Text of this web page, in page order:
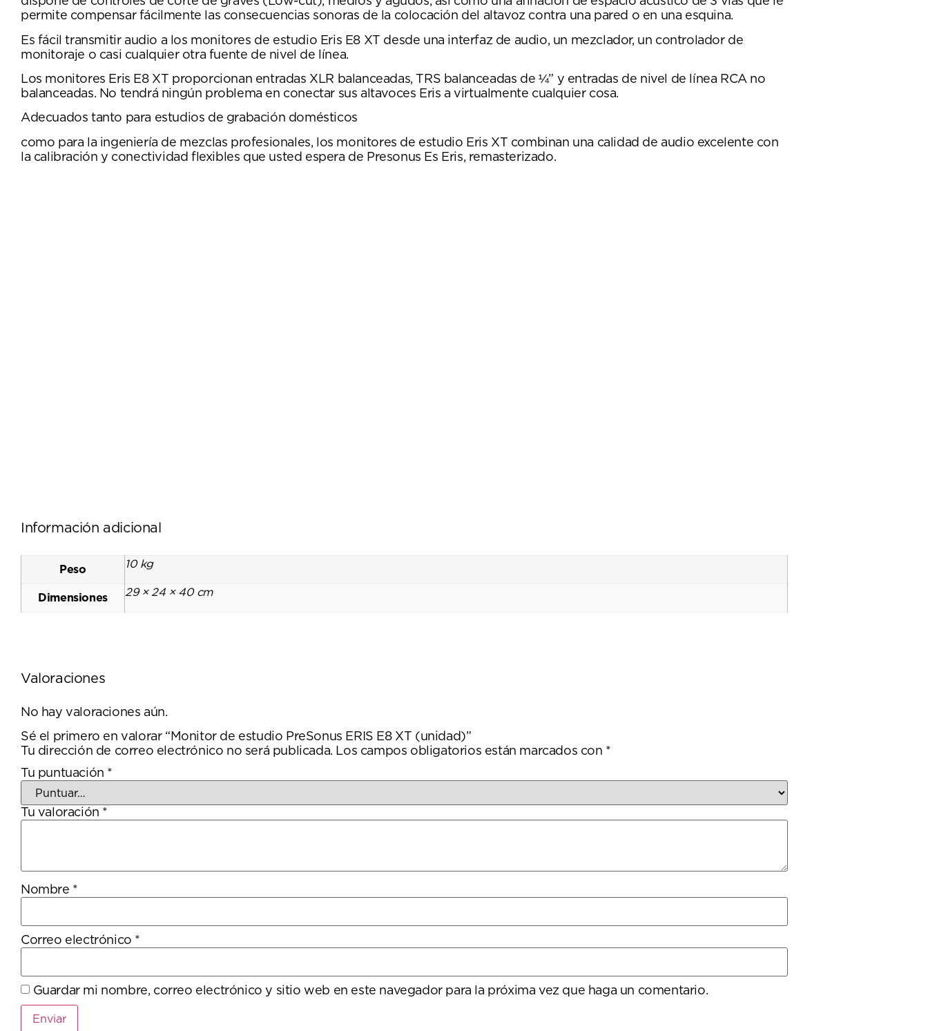
permite compensar fácilmente las consecuencias sonoras de la colocación del altavoz contra una pared o en una esquina.
Es fácil transmitir audio a los monitores de estudio Eris E8 XT desde una interfaz de audio, un mezclador, un controlador de
monitoraje o casi cualquier otra fuente de nivel de línea.
Los monitores Eris E8 XT proporcionan entradas XLR balanceadas, TRS balanceadas de ¼” y entradas de nivel de línea RCA no
balanceadas. No tendrá ningún problema en conectar sus altavoces Eris a virtualmente cualquier cosa.
Adecuados tanto para estudios de grabación domésticos
como para la ingeniería de mezclas profesionales, los monitores de estudio Eris XT combinan una calidad de audio excelente con
la calibración y conectividad flexibles que usted espera de Presonus Es Eris, remasterizado.
Información adicional
Peso 10 kg
Dimensiones 29 × 24 × 40 cm
Valoraciones
No hay valoraciones aún.
Sé el primero en valorar “Monitor de estudio PreSonus ERIS E8 XT (unidad)”
Tu dirección de correo electrónico no será publicada. Los campos obligatorios están marcados con *
Tu puntuación *
Tu valoración *
Nombre *
Correo electrónico *
Guardar mi nombre, correo electrónico y sitio web en este navegador para la próxima vez que haga un comentario.